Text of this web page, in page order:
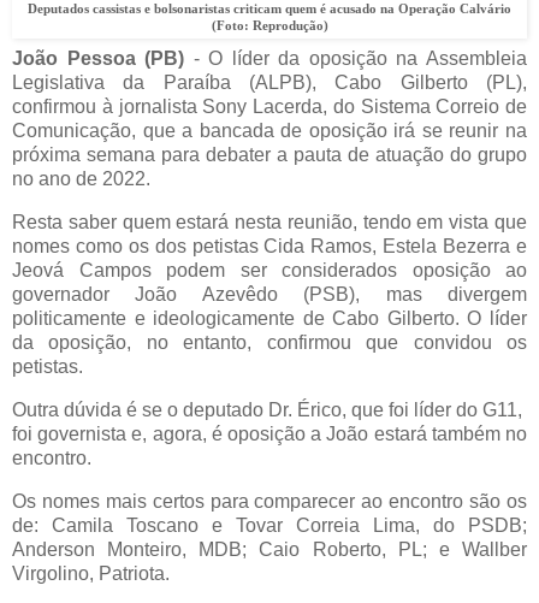
Deputados cassistas e bolsonaristas criticam quem é acusado na Operação Calvário
(Foto: Reprodução)
João Pessoa (PB) - O líder da oposição na Assembleia
Legislativa da Paraíba (ALPB), Cabo Gilberto (PL),
confirmou à jornalista Sony Lacerda, do Sistema Correio de
Comunicação, que a bancada de oposição irá se reunir na
próxima semana para debater a pauta de atuação do grupo
no ano de 2022.
Resta saber quem estará nesta reunião, tendo em vista que
nomes como os dos petistas Cida Ramos, Estela Bezerra e
Jeová Campos podem ser considerados oposição ao
governador João Azevêdo (PSB), mas divergem
politicamente e ideologicamente de Cabo Gilberto. O líder
da oposição, no entanto, confirmou que convidou os
petistas.
Outra dúvida é se o deputado Dr. Érico, que foi líder do G11,
foi governista e, agora, é oposição a João estará também no
encontro.
Os nomes mais certos para comparecer ao encontro são os
de: Camila Toscano e Tovar Correia Lima, do PSDB;
Anderson Monteiro, MDB; Caio Roberto, PL; e Wallber
Virgolino, Patriota.